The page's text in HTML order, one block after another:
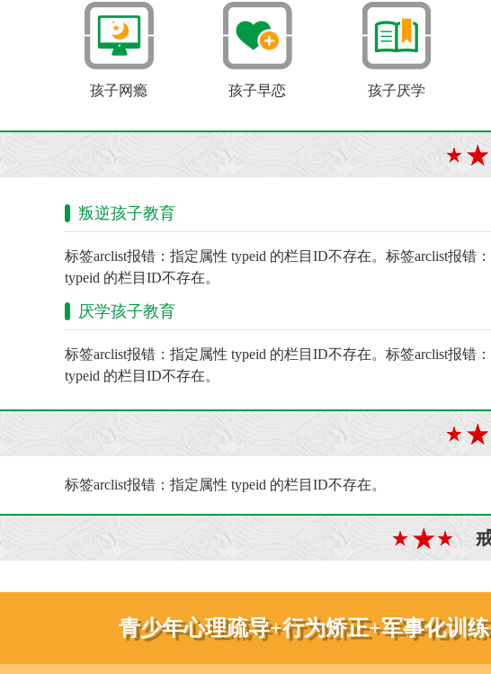
孩子网瘾 孩子早恋 孩子厌学
叛逆孩子教育
标签arclist报错：指定属性 typeid 的栏目ID不存在。标签arclist报错
typeid 的栏目ID不存在。
厌学孩子教育
标签arclist报错：指定属性 typeid 的栏目ID不存在。标签arclist报错
typeid 的栏目ID不存在。
标签arclist报错：指定属性 typeid 的栏目ID不存在。
青少年心理疏导+行为矫正+军事化训